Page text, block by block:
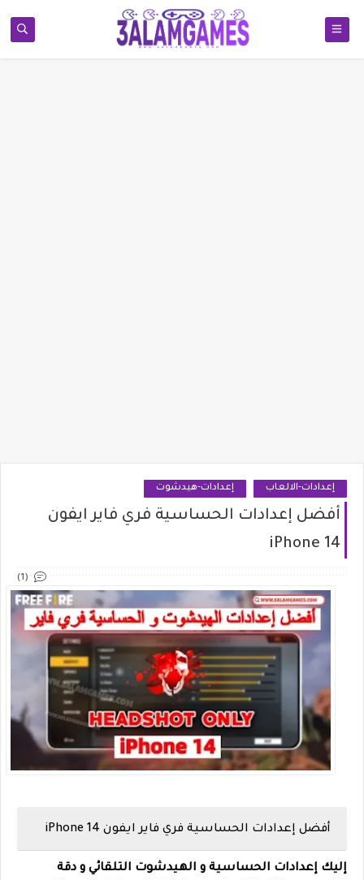
إعدادات-الالعاب إعدادات-هيدشوت
أفضل إعدادات الحساسية فري فاير ايفون
iPhone 14
(1)
أفضل إعدادات الحساسية فري فاير ايفون iPhone 14
إليك إعدادات الحساسية و الهيدشوت التلقائي و دقة